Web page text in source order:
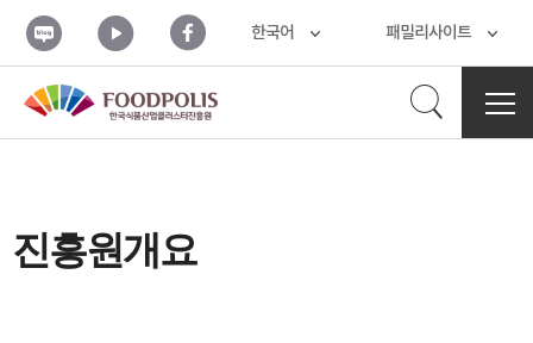
본문 바로가기
블
로
그
유
튜
브
페
이
스
북
한국어 패밀리사이트
검
전
진흥원개요